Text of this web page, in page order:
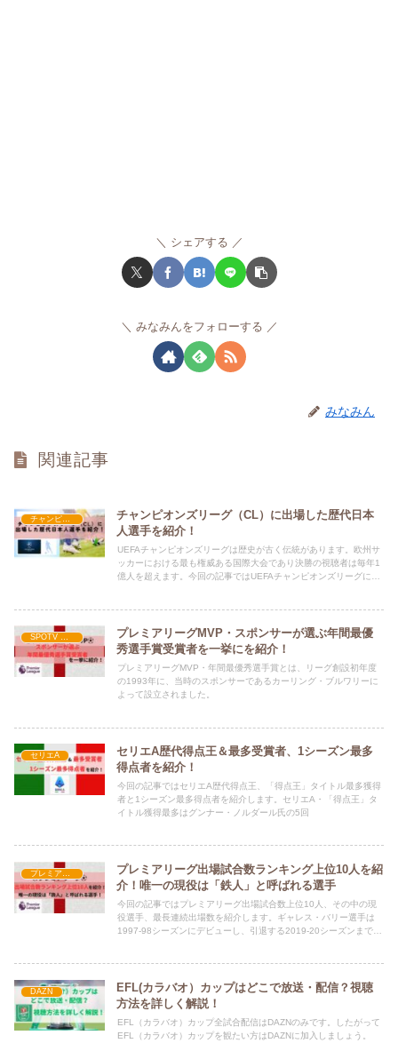
シェアする
みなみんをフォローする
みなみん
関連記事
チャンピオンズリーグ
チャンピオンズリーグ（CL）に出場した歴代日本
人選手を紹介！
UEFAチャンピオンズリーグは歴史が古く伝統があります。欧州サ
ッカーにおける最も権威ある国際大会であり決勝の視聴者は毎年1
億人を超えます。今回の記事ではUEFAチャンピオンズリーグに出
SPOTV NOW
プレミアリーグMVP・スポンサーが選ぶ年間最優
秀選手賞受賞者を一挙にを紹介！
プレミアリーグMVP・年間最優秀選手賞とは、リーグ創設初年度
の1993年に、当時のスポンサーであるカーリング・ブルワリーに
よって設立されました。
セリエA
セリエA歴代得点王＆最多受賞者、1シーズン最多
得点者を紹介！
今回の記事ではセリエA歴代得点王、「得点王」タイトル最多獲得
者と1シーズン最多得点者を紹介します。セリエA・「得点王」タ
イトル獲得最多はグンナー・ノルダール氏の5回
プレミアリーグ
プレミアリーグ出場試合数ランキング上位10人を紹
介！唯一の現役は「鉄人」と呼ばれる選手
今回の記事ではプレミアリーグ出場試合数上位10人、その中の現
役選手、最長連続出場数を紹介します。ギャレス・バリー選手は
1997-98シーズンにデビューし、引退する2019-20シーズンまでに
DAZN
EFL(カラバオ）カップはどこで放送・配信？視聴
方法を詳しく解説！
EFL（カラバオ）カップ全試合配信はDAZNのみです。したがって
EFL（カラバオ）カップを観たい方はDAZNに加入しましょう。